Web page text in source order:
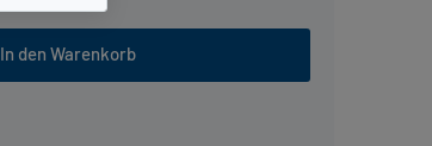
In den Warenkorb